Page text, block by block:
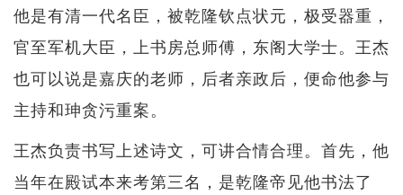
他是有清一代名臣，被乾隆钦点状元，极受器重，
官至军机大臣，上书房总师傅，东阁大学士。王杰
也可以说是嘉庆的老师，后者亲政后，便命他参与
主持和珅贪污重案。
王杰负责书写上述诗文，可讲合情合理。首先，他
当年在殿试本来考第三名，是乾隆帝见他书法了